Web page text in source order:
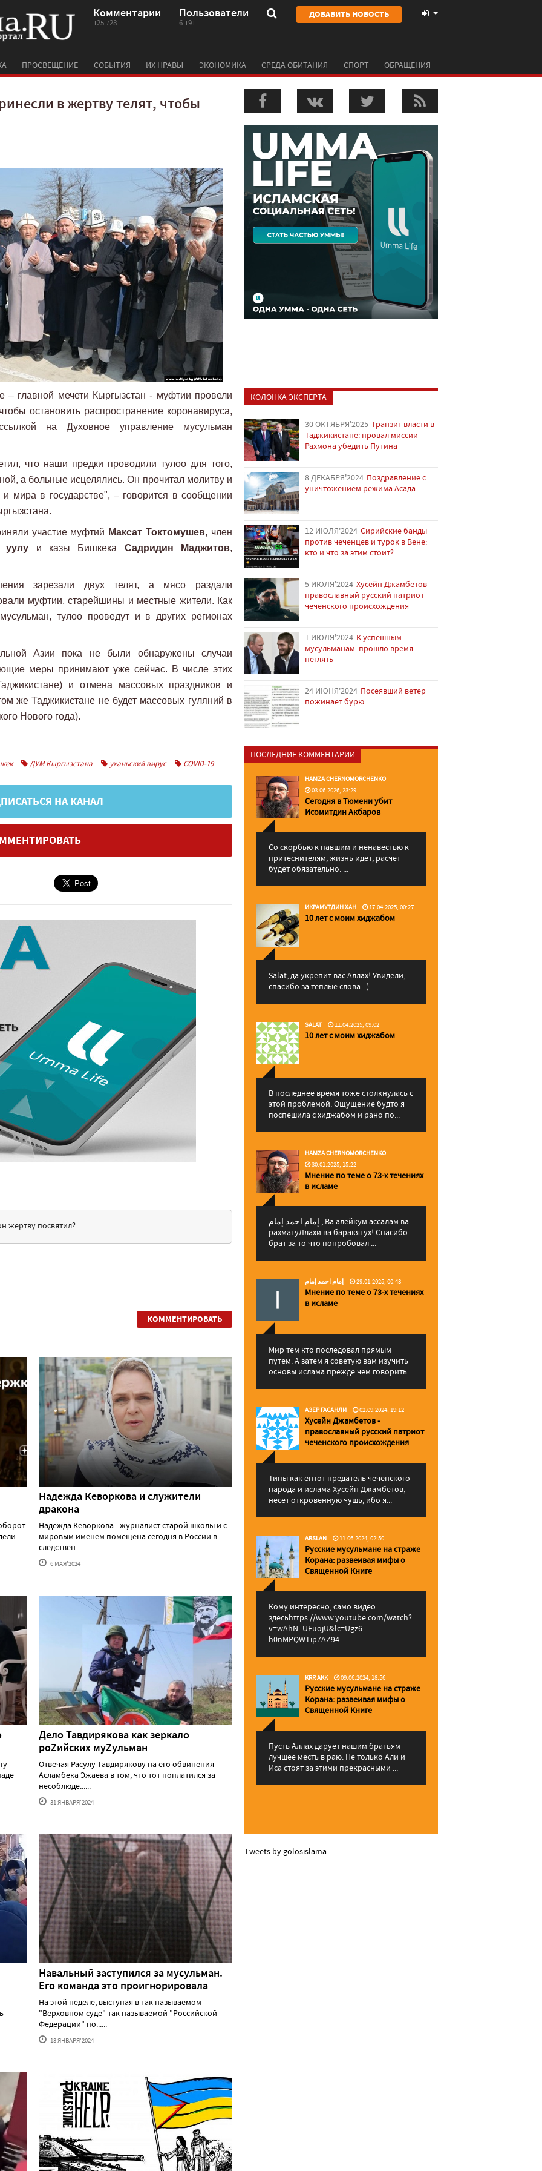
Комментарии
125 728
Пользователи
6 191
ДОБАВИТЬ НОВОСТЬ
ПРОСВЕЩЕНИЕ СОБЫТИЯ ИХ НРАВЫ ЭКОНОМИКА СРЕДА ОБИТАНИЯ СПОРТ ОБРАЩЕНИЯ
в жертву телят, чтобы
главной мечети Кыргызстан - муфтии провели
остановить распространение коронавируса,
на Духовное управление мусульман
что наши предки проводили тулоо для того,
а больные исцелялись. Он прочитал молитву и
мира в государстве", – говорится в сообщении
участие муфтий Максат Токтомушев, член
и казы Бишкека Садридин Маджитов,
зарезали двух телят, а мясо раздали
муфтии, старейшины и местные жители. Как
тулоо проведут и в других регионах
Азии пока не были обнаружены случаи
меры принимают уже сейчас. В числе этих
и отмена массовых праздников и
же Таджикистане не будет массовых гуляний в
Нового года).
ДУМ Кыргызстана уханьский вирус COVID-19
НА КАНАЛ
жертву посвятил?
КОММЕНТИРОВАТЬ
Надежда Кеворкова и служители
дракона
Надежда Кеворкова - журналист старой школы и с
мировым именем помещена сегодня в России в
следствен......
6 МАЯ'2024
Дело Тавдирякова как зеркало
роZийских муZульман
Отвечая Расулу Тавдирякову на его обвинения
Асламбека Эжаева в том, что тот поплатился за
несоблюде......
31 ЯНВАРЯ'2024
Навальный заступился за мусульман.
Его команда это проигнорировала
На этой неделе, выступая в так называемом
"Верховном суде" так называемой "Российской
Федерации" по......
13 ЯНВАРЯ'2024
КОЛОНКА ЭКСПЕРТА
30 ОКТЯБРЯ'2025 Транзит власти в
Таджикистане: провал миссии
Рахмона убедить Путина
8 ДЕКАБРЯ'2024 Поздравление с
уничтожением режима Асада
12 ИЮЛЯ'2024 Сирийские банды
против чеченцев и турок в Вене:
кто и что за этим стоит?
5 ИЮЛЯ'2024 Хусейн Джамбетов -
православный русский патриот
чеченского происхождения
1 ИЮЛЯ'2024 К успешным
мусульманам: прошло время
петлять
24 ИЮНЯ'2024 Посеявший ветер
пожинает бурю
ПОСЛЕДНИЕ КОММЕНТАРИИ
HAMZA CHERNOMORCHENKO
03.06.2026, 23:29
Сегодня в Тюмени убит
Исомитдин Акбаров
Со скорбью к павшим и ненавестью к
притеснителям, жизнь идет, расчет
будет обязательно. ...
ИКРАМУТДИН ХАН 17.04.2025, 00:27
10 лет с моим хиджабом
Salat, да укрепит вас Аллаx! Увидели,
спасибо за теплые слова :-)...
SALAT 11.04.2025, 09:02
10 лет с моим хиджабом
В последнее время тоже столкнулась с
этой проблемой. Ощущение будто я
поспешила с хиджабом и рано по...
HAMZA CHERNOMORCHENKO
30.01.2025, 15:22
Мнение по теме о 73-х течениях
в исламе
إمام احمد إمام , Ва алейкум ассалам ва
рахматуЛлахи ва баракятух! Спасибо
брат за то что попробовал ...
إمام احمد إمام 29.01.2025, 00:43
Мнение по теме о 73-х течениях
в исламе
Мир тем кто последовал прямым
путем. А затем я советую вам изучить
основы ислама прежде чем говорить...
АЗЕР ГАСАНЛИ 02.09.2024, 19:12
Хусейн Джамбетов -
православный русский патриот
чеченского происхождения
Типы как ентот предатель чеченского
народа и ислама Хусейн Джамбетов,
несет откровенную чушь, ибо я...
ARSLAN 11.06.2024, 02:50
Русские мусульмане на страже
Корана: pазвеивая мифы о
Священной Книге
Кому интересно, само видео
здесьhttps://www.youtube.com/watch?
v=wAhN_UEuojU&lc=Ugz6-
h0nMPQWTip7AZ94...
KRR AKK 09.06.2024, 18:56
Русские мусульмане на страже
Корана: pазвеивая мифы о
Священной Книге
Пусть Аллах дарует нашим братьям
лучшее месть в раю. Не только Али и
Иса стоят за этими прекрасными ...
Tweets by golosislama